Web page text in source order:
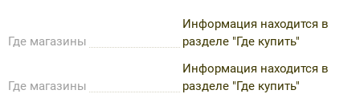
Где магазины
Информация находится в
разделе "Где купить"
Где магазины
Информация находится в
разделе "Где купить"